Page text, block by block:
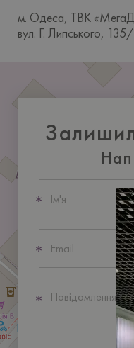
м. Одеса, ТВК
вул. Г. Липського,